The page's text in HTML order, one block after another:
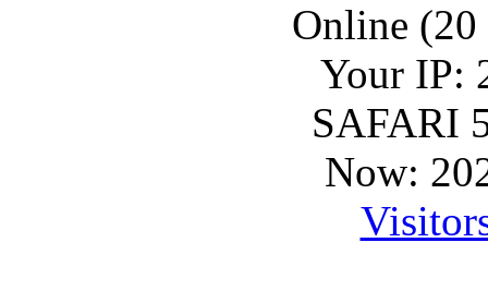
Online (20
Your IP:
SAFARI
Now: